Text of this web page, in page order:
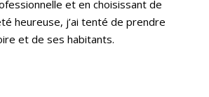
et en choisissant de
heureuse, j’ai tenté de prendre
et de ses habitants.